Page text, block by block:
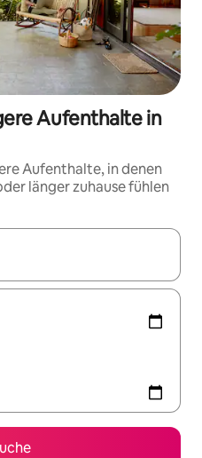
Aufenthalte in
Aufenthalte, in denen
länger zuhause fühlen
navigiere mit den